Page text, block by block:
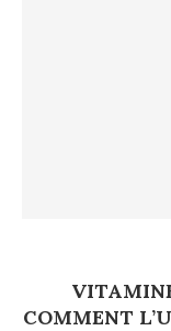
COMMENT